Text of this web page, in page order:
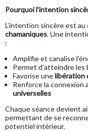
Pourquoi l’intention
L’intention sincère est
chamaniques. Une
:
Amplifie et canalise
Permet d’atteindre les
Favorise unelibération
Renforce la connexion
universelles
Chaque séance devient
permettant de se
potentiel intérieur.